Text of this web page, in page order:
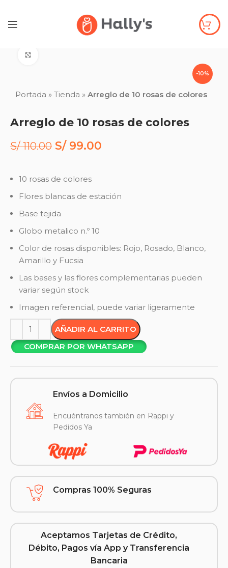
-10%
Portada »Tienda »Arreglo de 10 rosas de colores
Arreglo de 10 rosas de colores
S/110.00 S/99.00
10 rosas de colores
Flores blancas de estación
Base tejida
Globo metalico n.º 10
Color de rosas disponibles: Rojo, Rosado, Blanco,
Amarillo y Fucsia
Las bases y las flores complementarias pueden
variar según stock
Imagen referencial, puede variar ligeramente
AÑADIR AL CARRITO
COMPRAR POR WHATSAPP
Envíos a Domicilio
Encuéntranos también en Rappi y
Pedidos Ya
Compras 100% Seguras
Aceptamos Tarjetas de Crédito,
Débito, Pagos vía App y Transferencia
Bancaria